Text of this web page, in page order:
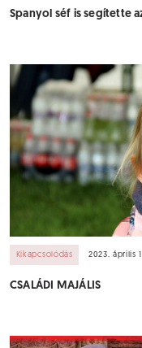
Spanyol séf is segítette
Kikapcsolódás 2023. április
CSALÁDI MAJÁLIS